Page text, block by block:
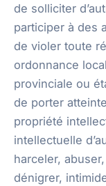
de solliciter
participer à des
de violer toute
ordonnance
provinciale ou
de porter
propriété
intellectuelle
harceler,
dénigrer,